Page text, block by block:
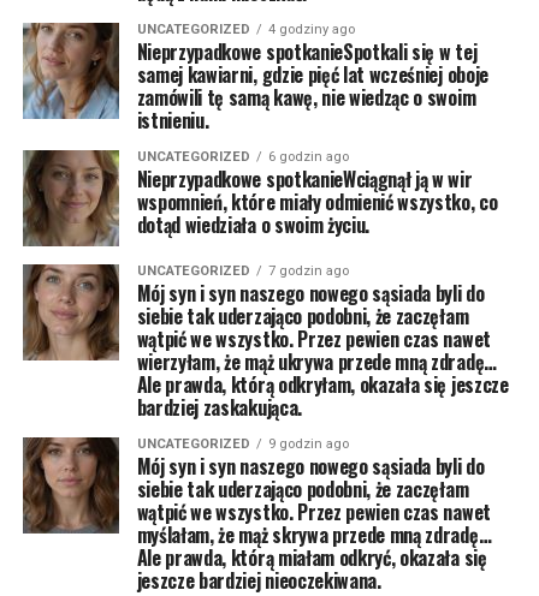
UNCATEGORIZED 4 godziny ago
Nieprzypadkowe spotkanieSpotkali się w tej
samej kawiarni, gdzie pięć lat wcześniej oboje
zamówili tę samą kawę, nie wiedząc o swoim
istnieniu.
UNCATEGORIZED 6 godzin ago
Nieprzypadkowe spotkanieWciągnął ją w wir
wspomnień, które miały odmienić wszystko, co
dotąd wiedziała o swoim życiu.
UNCATEGORIZED 7 godzin ago
Mój syn i syn naszego nowego sąsiada byli do
siebie tak uderzająco podobni, że zaczęłam
wątpić we wszystko. Przez pewien czas nawet
wierzyłam, że mąż ukrywa przede mną zdradę…
Ale prawda, którą odkryłam, okazała się jeszcze
bardziej zaskakująca.
UNCATEGORIZED 9 godzin ago
Mój syn i syn naszego nowego sąsiada byli do
siebie tak uderzająco podobni, że zaczęłam
wątpić we wszystko. Przez pewien czas nawet
myślałam, że mąż skrywa przede mną zdradę…
Ale prawda, którą miałam odkryć, okazała się
jeszcze bardziej nieoczekiwana.